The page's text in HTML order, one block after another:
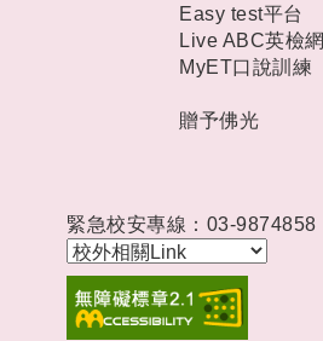
Easy test平台
Live ABC英檢網
MyET口說訓練
贈予佛光
緊急校安專線：03-9874858